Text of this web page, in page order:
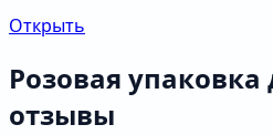
Открыть
Розовая
отзывы